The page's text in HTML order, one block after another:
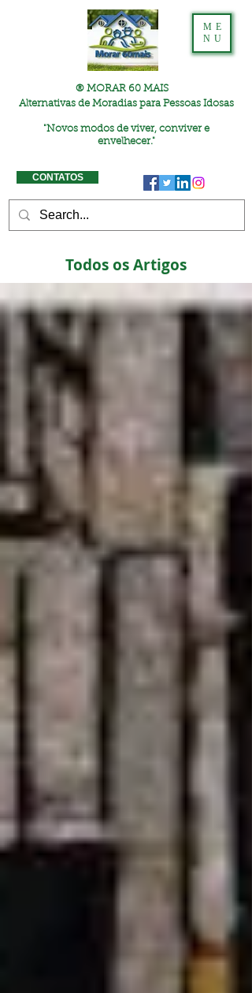
® MORAR 60 MAIS
Alternativas de Moradias para Pessoas Idosas
"Novos modos de viver, conviver e
envelhecer."
ME
NU
CONTATOS
Todos os Artigos